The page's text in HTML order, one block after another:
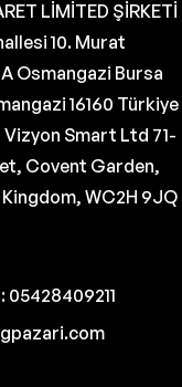
LİMİTED ŞİRKETİ
10. Murat
Osmangazi Bursa
16160 Türkiye
Vizyon Smart Ltd 71-
Covent Garden,
WC2H 9JQ
05428409211